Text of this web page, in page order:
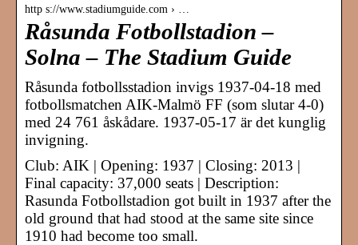
http s://www.stadiumguide.com › …
Råsunda Fotbollstadion –
Solna – The Stadium Guide
Råsunda fotbollsstadion invigs 1937-04-18 med
fotbollsmatchen AIK-Malmö FF (som slutar 4-0)
med 24 761 åskådare. 1937-05-17 är det kunglig
invigning.
Club: AIK | Opening: 1937 | Closing: 2013 |
Final capacity: 37,000 seats | Description:
Rasunda Fotbollstadion got built in 1937 after the
old ground that had stood at the same site since
1910 had become too small.